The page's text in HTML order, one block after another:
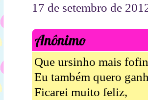
17 de setembro de
Anônimo
Que ursinho mais
Eu também quero
Ficarei muito feliz,